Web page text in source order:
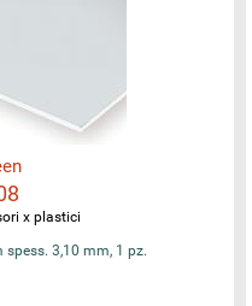
x plastici
3,10 mm, 1 pz.